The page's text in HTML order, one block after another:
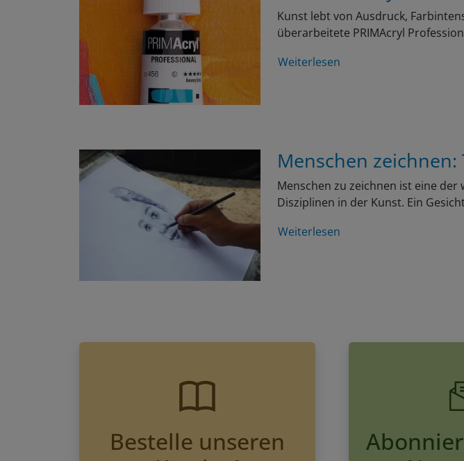
Kunst lebt von Ausdruck,
überarbeitete PRIMAcryl
Weiterlesen
Menschen
Menschen zu zeichnen ist eine
Disziplinen in der Kunst. Ein
Weiterlesen
Bestelle unseren